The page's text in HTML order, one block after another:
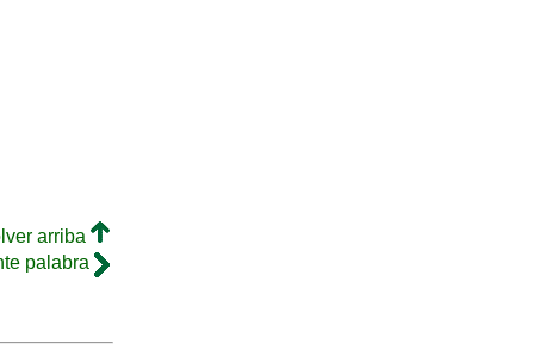
arriba
palabra